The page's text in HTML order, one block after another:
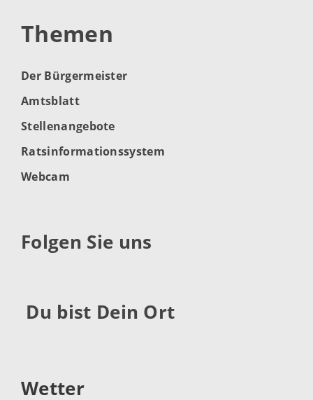
Themen
Der Bürgermeister
Amtsblatt
Stellenangebote
Ratsinformationssystem
Webcam
Folgen Sie uns
Du bist Dein Ort
Wetter